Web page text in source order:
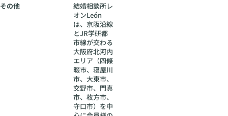
その他
結婚相談所レ
オンLeón
は、京阪沿線
とJR学研都
市線が交わる
大阪府北河内
エリア（四條
畷市、寝屋川
市、大東市、
交野市、門真
市、枚方市、
守口市）を中